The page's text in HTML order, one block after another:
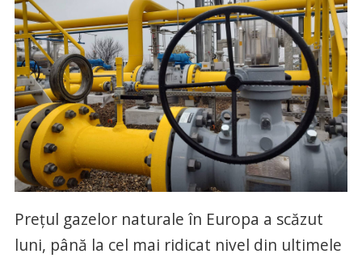
Preţul gazelor naturale în Europa a scăzut
luni, până la cel mai ridicat nivel din ultimele